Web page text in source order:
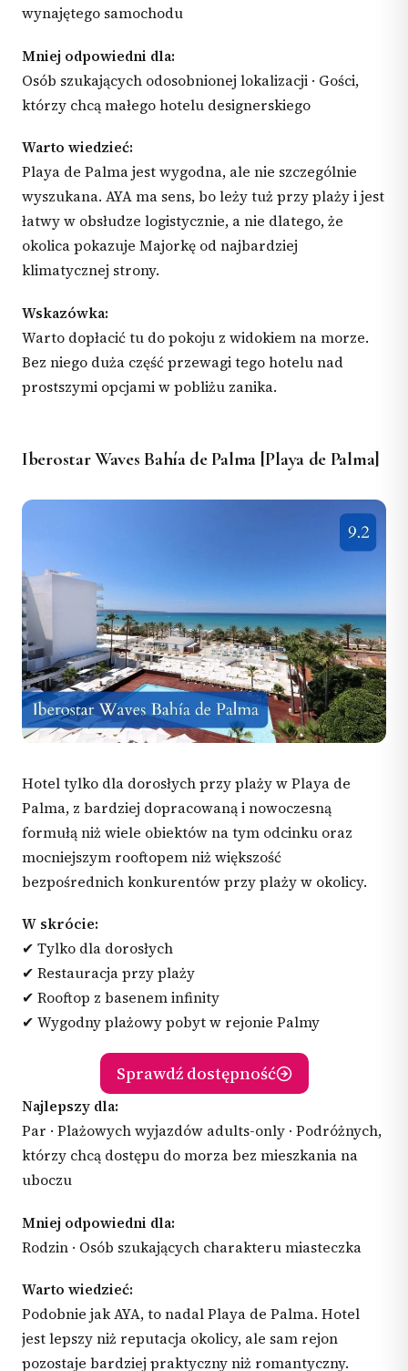
wynajętego samochodu
Mniej odpowiedni dla:
Osób szukających odosobnionej lokalizacji · Gości,
którzy chcą małego hotelu designerskiego
Warto wiedzieć:
Playa de Palma jest wygodna, ale nie szczególnie
wyszukana. AYA ma sens, bo leży tuż przy plaży i jest
łatwy w obsłudze logistycznie, a nie dlatego, że
okolica pokazuje Majorkę od najbardziej
klimatycznej strony.
Wskazówka:
Warto dopłacić tu do pokoju z widokiem na morze.
Bez niego duża część przewagi tego hotelu nad
prostszymi opcjami w pobliżu zanika.
Iberostar Waves Bahía de Palma [Playa de Palma]
Hotel tylko dla dorosłych przy plaży w Playa de
Palma, z bardziej dopracowaną i nowoczesną
formułą niż wiele obiektów na tym odcinku oraz
mocniejszym rooftopem niż większość
bezpośrednich konkurentów przy plaży w okolicy.
W skrócie:
✔ Tylko dla dorosłych
✔ Restauracja przy plaży
✔ Rooftop z basenem infinity
✔ Wygodny plażowy pobyt w rejonie Palmy
Sprawdź dostępność
Najlepszy dla:
Par · Plażowych wyjazdów adults-only · Podróżnych,
którzy chcą dostępu do morza bez mieszkania na
uboczu
Mniej odpowiedni dla:
Rodzin · Osób szukających charakteru miasteczka
Warto wiedzieć:
Podobnie jak AYA, to nadal Playa de Palma. Hotel
jest lepszy niż reputacja okolicy, ale sam rejon
pozostaje bardziej praktyczny niż romantyczny.